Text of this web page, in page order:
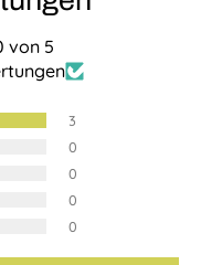
von 5
3
0
0
0
0